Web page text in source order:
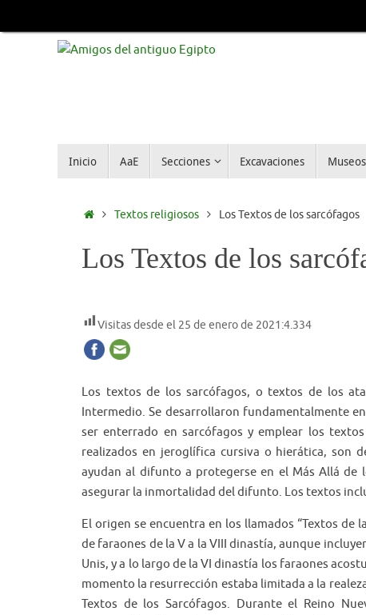
Inicio AaE Secciones Excavaciones Museos
Textos religiosos Los Textos de los sarcófagos
Los Textos de los
Visitas desde el 25 de enero de 2021:4.334
Los textos de los sarcófagos, o textos de los
Intermedio. Se desarrollaron fundamentalmente
ser enterrado en sarcófagos y emplear los
realizados en jeroglífica cursiva o hierática, son
ayudan al difunto a protegerse en el Más Allá de
asegurar la inmortalidad del difunto. Los textos
El origen se encuentra en los llamados “Textos de
de faraones de la V a la VIII dinastía, aunque
Unis, y a lo largo de la VI dinastía los faraones
momento la resurrección estaba limitada a la
Textos de los Sarcófagos. Durante el Reino